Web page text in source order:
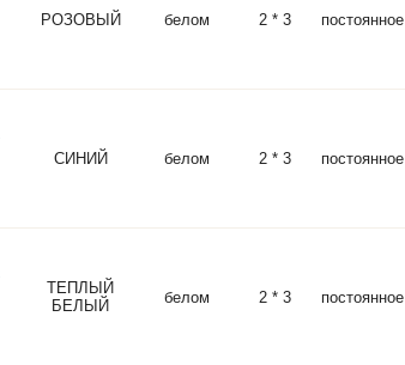
РОЗОВЫЙ белом 2 * 3 постоянное
СИНИЙ белом 2 * 3 постоянное
ТЕПЛЫЙ
БЕЛЫЙ
белом 2 * 3 постоянное